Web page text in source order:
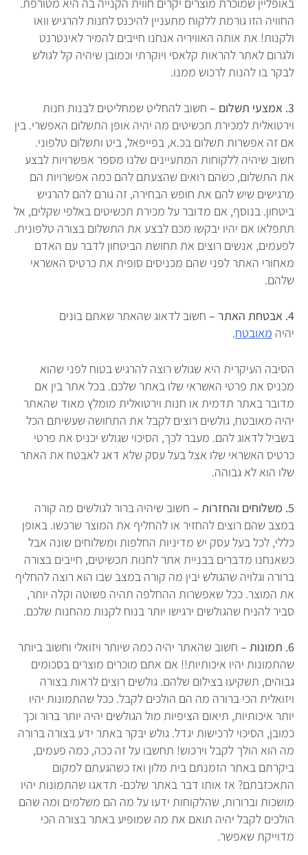
באופליין שמוכרת מוצרים יקרים חווית הקנייה בה היא מטורפת.
החוויה הזו גורמת ללקוח מתעניין להיכנס לחנות להרגיש וואו
ולקנות! את אותה האוויריה אנחנו חייבים להמיר לאינטרנט
ולגרום לאתר להראות קלאסי ויוקרתי וכמובן שיהיה קל לגולש
לבקר בו להנות לרכוש ממנו.
3. אמצעי תשלום –
חשוב להחליט שמחליטים לבנות חנות
וירטואלית למכירת תכשיטים מה יהיה אופן התשלום האפשרי. בין
אם זה אפשרות תשלום בכ.א, בפייפאל, ביט ותשלום טלפוני.
חשוב שיהיה ללקוחות המתעיינים שלנו מספר אפשרויות לבצע
את התשלום, כשהם רואים שהצעתם להם כמה אפשרויות הם
מרגישים שיש להם את חופש הבחירה, זה גורם להם להרגיש
ביטחון. בנוסף, אם מדובר על מכירת תכשיטים באלפי שקלים, אל
תתפלאו אם יהיו יבקשו מכם לבצע את התשלום בצורה טלפונית.
לפעמים, אנשים רוצים את תחושת הביטחון לדבר עם האדם
מאחורי האתר לפני שהם מכניסים סופית את כרטיס האשראי
שלהם.
4. אבטחת האתר –
חשוב לדאוג שהאתר שאתם בונים
יהיה מאובטח.
הסיבה העיקרית היא שגולש רוצה להרגיש בטוח לפני שהוא
מכניס את פרטי האשראי שלו באתר שלכם. בכל אתר בין אם
מדובר באתר תדמית או חנות וירטואלית מומלץ מאוד שהאתר
יהיה מאובטח, גולשים רוצים לקבל את התחושה שעשיתם הכל
בשביל לדאוג להם. מעבר לכך, הסיכוי שגולש יכניס את פרטי
כרטיס האשראי שלו אצל בעל עסק שלא דאג לאבטח את האתר
שלו הוא לא גבוהה.
5. משלוחים והחזרות –
חשוב שיהיה ברור לגולשים מה קורה
במצב שהם רוצים להחזיר או להחליף את המוצר שרכשו. באופן
כללי, לכל בעל עסק יש מדיניות החלפות ומשלוחים שונה אבל
כשאנחנו מדברים בבניית אתר לחנות תכשיטים, חייבים בצורה
ברורה וגלויה שהגולש יבין מה קורה במצב שבו הוא רוצה להחליף
את המוצר. ככל שאפשרות ההחלפה תהיה פשוטה וקלה יותר,
סביר להניח שהגולשים ירגישו יותר בנוח לקנות מהחנות שלכם.
6. תמונות –
חשוב שהאתר יהיה כמה שיותר ויזואלי וחשוב ביותר
שהתמונות יהיו איכותיות!! אם אתם מוכרים מוצרים בסכומים
גבוהים, תשקיעו בצילום שלהם. גולשים רוצים לראות בצורה
ויזואלית הכי ברורה מה הם הולכים לקבל. ככל שהתמונות יהיו
יותר איכותיות, תיאום הציפיות מול הגולשים יהיה יותר ברור וכך
כמובן, הסיכוי לרכישות יגדל. גולש יבקר באתר ידע בצורה ברורה
מה הוא הולך לקבל וירכוש! תחשבו על זה ככה, כמה פעמים,
ביקרתם באתר הזמנתם בית מלון ואז כשהגעתם למקום
התאכזבתם? אז אותו דבר באתר שלכם- תדאגו שהתמונות יהיו
מושכות וברורות, שהלקוחות ידעו על מה הם משלמים ומה שהם
הולכים לקבל יהיה תואם את מה שמופיע באתר בצורה הכי
מדוייקת שאפשר.